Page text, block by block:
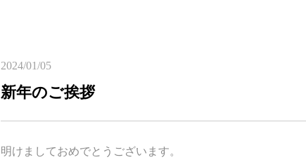
2024/01/05
新年のご挨拶
明けましておめでとうございます。